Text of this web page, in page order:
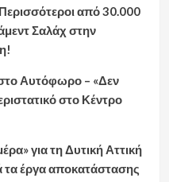
από 30.000
Σαλάχ στην
Αυτόφωρο – «Δεν
στο Κέντρο
για τη Δυτική Αττική
τα έργα αποκατάστασης